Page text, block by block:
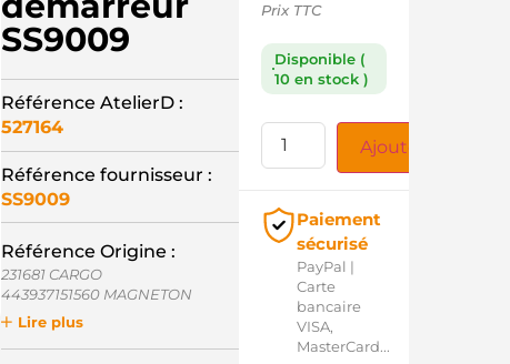
SS9009
Référence AtelierD :
527164
Référence fournisseur :
SS9009
Référence Origine :
231681 CARGO
443937151560 MAGNETON
7152560 MAGNETON
7152762 MAGNETON
7153142 MAGNETON
Lire plus
Prix TTC
Disponible (
10 en stock )
Ajouter au
Paiement
sécurisé
PayPal |
Carte
bancaire
VISA,
MasterCard...